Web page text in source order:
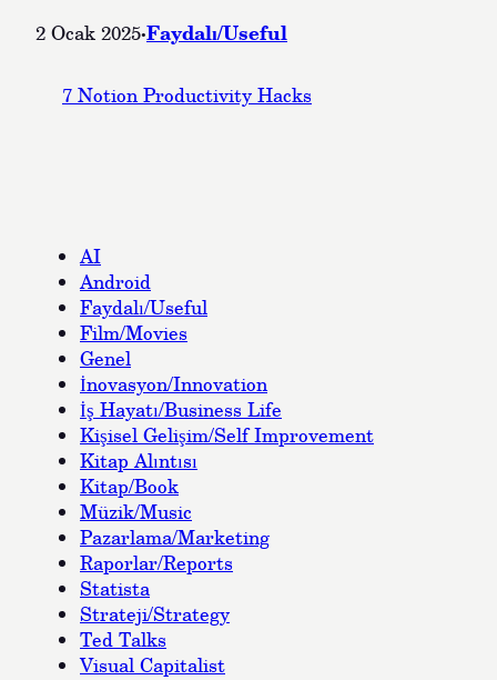
2 Ocak 2025·Faydalı/Useful
7 Notion Productivity Hacks
AI
Android
Faydalı/Useful
Film/Movies
Genel
İnovasyon/Innovation
İş Hayatı/Business Life
Kişisel Gelişim/Self Improvement
Kitap Alıntısı
Kitap/Book
Müzik/Music
Pazarlama/Marketing
Raporlar/Reports
Statista
Strateji/Strategy
Ted Talks
Visual Capitalist